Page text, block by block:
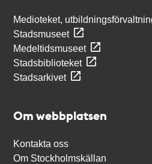
Medioteket,
Stadsmuseet
Medeltidsmuseet
Stadsbiblioteket
Stadsarkivet
Om webbplatsen
Kontakta oss
Om Stockholmskällan